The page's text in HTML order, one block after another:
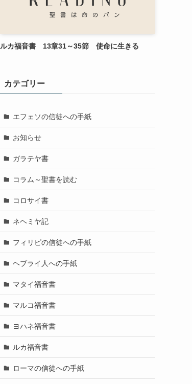
ルカ福音書 13章31～35節 使命に生きる
カテゴリー
エフェソの信徒への手紙
お知らせ
ガラテヤ書
コラム～聖書を読む
コロサイ書
ネヘミヤ記
フィリピの信徒への手紙
ヘブライ人への手紙
マタイ福音書
マルコ福音書
ヨハネ福音書
ルカ福音書
ローマの信徒への手紙